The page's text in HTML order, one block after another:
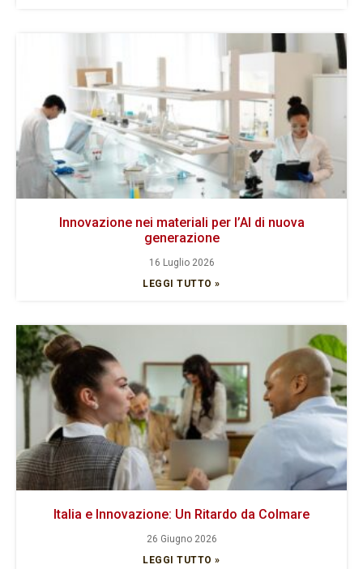
Innovazione nei materiali per l’AI di nuova
generazione
16 Luglio 2026
LEGGI TUTTO »
Italia e Innovazione: Un Ritardo da Colmare
26 Giugno 2026
LEGGI TUTTO »